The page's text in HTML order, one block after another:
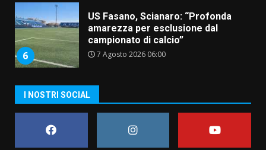
6
US Fasano, Scianaro: “Profonda
amarezza per esclusione dal
campionato di calcio”
7 Agosto 2026 06:00
Fasanese ferito a colpi di arma
I NOSTRI SOCIAL